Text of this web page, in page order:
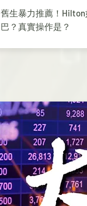
舊生暴力推薦！
巴？真實操作是？